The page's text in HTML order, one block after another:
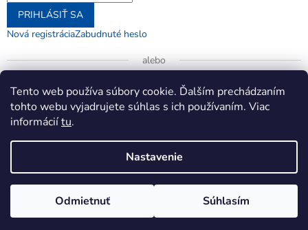
Tento web používa súbory cookie. Ďalším prechádzaním
tohto webu vyjadrujete súhlas s ich používaním. Viac
informáciítu.
Nastavenie
Odmietnuť Súhlasím
PRIHLÁSIŤ SA
Nová registráciaZabudnuté heslo
alebo
Prihlásiť sa cez Google
Copyright 2026jenifer.sk. Všetky práva vyhradené.Upraviť